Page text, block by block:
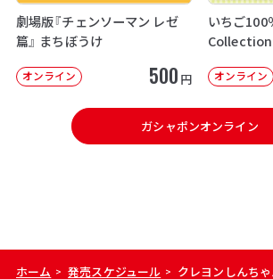
劇場版『チェンソーマン レゼ
篇』 まちぼうけ
オンライン 500 円
いちご
オンライン
ガシャポンオンライン
ホーム > 発売スケジュール > クレヨンしんちゃ